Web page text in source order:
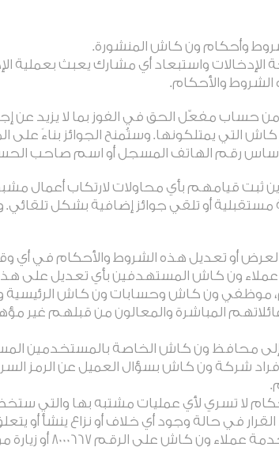
وأحكام ون كاش المنشورة.
واستبعاد أي مشارك يعبث بعملية
والأحكام.
التي يمتلكونها. وستُمنح الجوائز بناءً على
رقم الهاتف المسجل أو اسم صاحب
قيامهم بأي محاولات لارتكاب أعمال
مستقبلية أو تلقي جوائز إضافية بشكل
أو تعديل هذه الشروط والأحكام في أي
ون كاش المستهدفين بأي تعديل على
ون كاش وحسابات ون كاش الرئيسية
المباشرة والمعالون من قبلهم غير
شركة ون كاش بسؤال العميل عن الرمز